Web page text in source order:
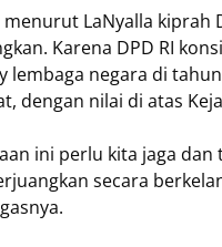
menurut LaNyalla kiprah
Karena DPD RI
lembaga negara di
dengan nilai di atas
ini perlu kita jaga
secara